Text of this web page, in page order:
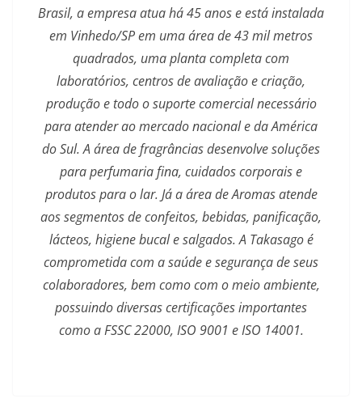
Brasil, a empresa atua há 45 anos e está instalada
em Vinhedo/SP em uma área de 43 mil metros
quadrados, uma planta completa com
laboratórios, centros de avaliação e criação,
produção e todo o suporte comercial necessário
para atender ao mercado nacional e da América
do Sul. A área de fragrâncias desenvolve soluções
para perfumaria fina, cuidados corporais e
produtos para o lar. Já a área de Aromas atende
aos segmentos de confeitos, bebidas, panificação,
lácteos, higiene bucal e salgados. A Takasago é
comprometida com a saúde e segurança de seus
colaboradores, bem como com o meio ambiente,
possuindo diversas certificações importantes
como a FSSC 22000, ISO 9001 e ISO 14001.